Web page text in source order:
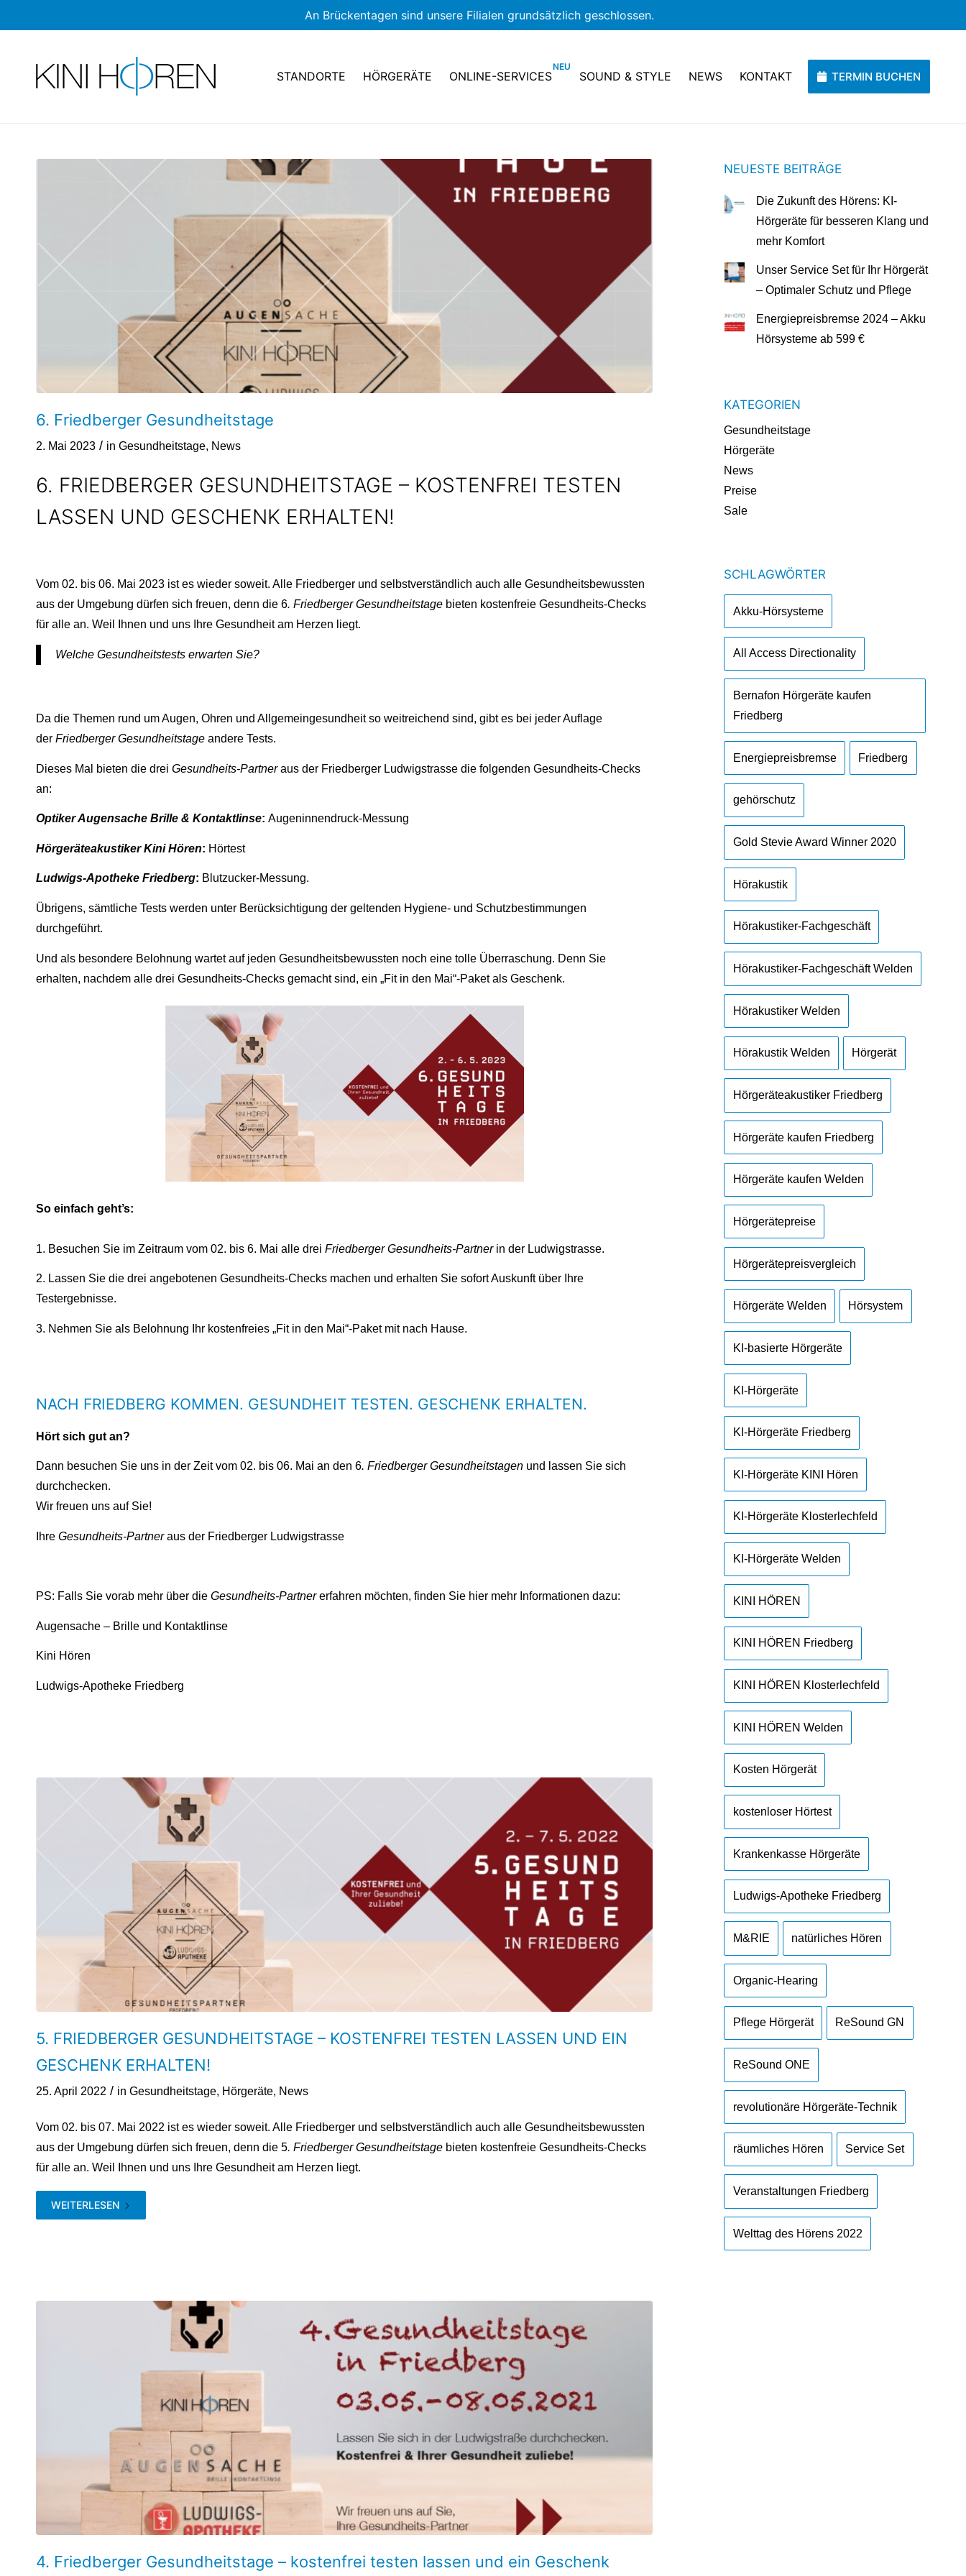
An Brückentagen sind unsere Filialen grundsätzlich geschlossen.
STANDORTE HÖRGERÄTE ONLINE-SERVICES SOUND & STYLE NEWS KONTAKT TERMIN BUCHEN
6. Friedberger Gesundheitstage
2. Mai 2023 / in Gesundheitstage, News
6. FRIEDBERGER GESUNDHEITSTAGE – KOSTENFREI TESTEN
LASSEN UND GESCHENK ERHALTEN!
Vom 02. bis 06. Mai 2023 ist es wieder soweit. Alle Friedberger und selbstverständlich auch alle Gesundheitsbewussten
aus der Umgebung dürfen sich freuen, denn die 6. Friedberger Gesundheitstage bieten kostenfreie Gesundheits-Checks
für alle an. Weil Ihnen und uns Ihre Gesundheit am Herzen liegt.
Welche Gesundheitstests erwarten Sie?
Da die Themen rund um Augen, Ohren und Allgemeingesundheit so weitreichend sind, gibt es bei jeder Auflage
der Friedberger Gesundheitstage andere Tests.
Dieses Mal bieten die drei Gesundheits-Partneraus der Friedberger Ludwigstrasse die folgenden Gesundheits-Checks
an:
Optiker Augensache Brille & Kontaktlinse: Augeninnendruck-Messung
Hörgeräteakustiker Kini Hören: Hörtest
Ludwigs-Apotheke Friedberg: Blutzucker-Messung.
Übrigens, sämtliche Tests werden unter Berücksichtigung der geltenden Hygiene- und Schutzbestimmungen
durchgeführt.
Und als besondere Belohnung wartet auf jeden Gesundheitsbewussten noch eine tolle Überraschung. Denn Sie
erhalten, nachdem alle drei Gesundheits-Checks gemacht sind, ein „Fit in den Mai“-Paket als Geschenk.
So einfach geht’s:
1. Besuchen Sie im Zeitraum vom 02. bis 6. Mai alle drei Friedberger Gesundheits-Partnerin der Ludwigstrasse.
2. Lassen Sie die drei angebotenen Gesundheits-Checks machen und erhalten Sie sofort Auskunft über Ihre
Testergebnisse.
3. Nehmen Sie als Belohnung Ihr kostenfreies „Fit in den Mai“-Paket mit nach Hause.
NACH FRIEDBERG KOMMEN. GESUNDHEIT TESTEN. GESCHENK ERHALTEN.
Hört sich gut an?
Dann besuchen Sie uns in der Zeit vom 02. bis 06. Mai an den 6. Friedberger Gesundheitstagen und lassen Sie sich
durchchecken.
Wir freuen uns auf Sie!
Ihre Gesundheits-Partneraus der Friedberger Ludwigstrasse
PS: Falls Sie vorab mehr über die Gesundheits-Partnererfahren möchten, finden Sie hier mehr Informationen dazu:
Augensache – Brille und Kontaktlinse
Kini Hören
Ludwigs-Apotheke Friedberg
5. FRIEDBERGER GESUNDHEITSTAGE – KOSTENFREI TESTEN LASSEN UND EIN
GESCHENK ERHALTEN!
25. April 2022 / in Gesundheitstage, Hörgeräte, News
Vom 02. bis 07. Mai 2022 ist es wieder soweit. Alle Friedberger und selbstverständlich auch alle Gesundheitsbewussten
aus der Umgebung dürfen sich freuen, denn die 5. Friedberger Gesundheitstage bieten kostenfreie Gesundheits-Checks
für alle an. Weil Ihnen und uns Ihre Gesundheit am Herzen liegt.
WEITERLESEN
4. Friedberger Gesundheitstage – kostenfrei testen lassen und ein Geschenk
NEUESTE BEITRÄGE
Die Zukunft des Hörens: KI-
Hörgeräte für besseren Klang und
mehr Komfort
Unser Service Set für Ihr Hörgerät
– Optimaler Schutz und Pflege
Energiepreisbremse 2024 – Akku
Hörsysteme ab 599 €
KATEGORIEN
Gesundheitstage
Hörgeräte
News
Preise
Sale
SCHLAGWÖRTER
Akku-Hörsysteme
All Access Directionality
Bernafon Hörgeräte kaufen
Friedberg
Energiepreisbremse Friedberg
gehörschutz
Gold Stevie Award Winner 2020
Hörakustik
Hörakustiker-Fachgeschäft
Hörakustiker-Fachgeschäft Welden
Hörakustiker Welden
Hörakustik Welden Hörgerät
Hörgeräteakustiker Friedberg
Hörgeräte kaufen Friedberg
Hörgeräte kaufen Welden
Hörgerätepreise
Hörgerätepreisvergleich
Hörgeräte Welden Hörsystem
KI-basierte Hörgeräte
KI-Hörgeräte
KI-Hörgeräte Friedberg
KI-Hörgeräte KINI Hören
KI-Hörgeräte Klosterlechfeld
KI-Hörgeräte Welden
KINI HÖREN
KINI HÖREN Friedberg
KINI HÖREN Klosterlechfeld
KINI HÖREN Welden
Kosten Hörgerät
kostenloser Hörtest
Krankenkasse Hörgeräte
Ludwigs-Apotheke Friedberg
M&RIE natürliches Hören
Organic-Hearing
Pflege Hörgerät ReSound GN
ReSound ONE
revolutionäre Hörgeräte-Technik
räumliches Hören Service Set
Veranstaltungen Friedberg
Welttag des Hörens 2022